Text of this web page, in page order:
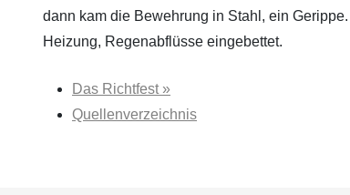
dann kam die Bewehrung in Stahl, ein
Heizung, Regenabflüsse eingebettet.
Das Richtfest »
Quellenverzeichnis